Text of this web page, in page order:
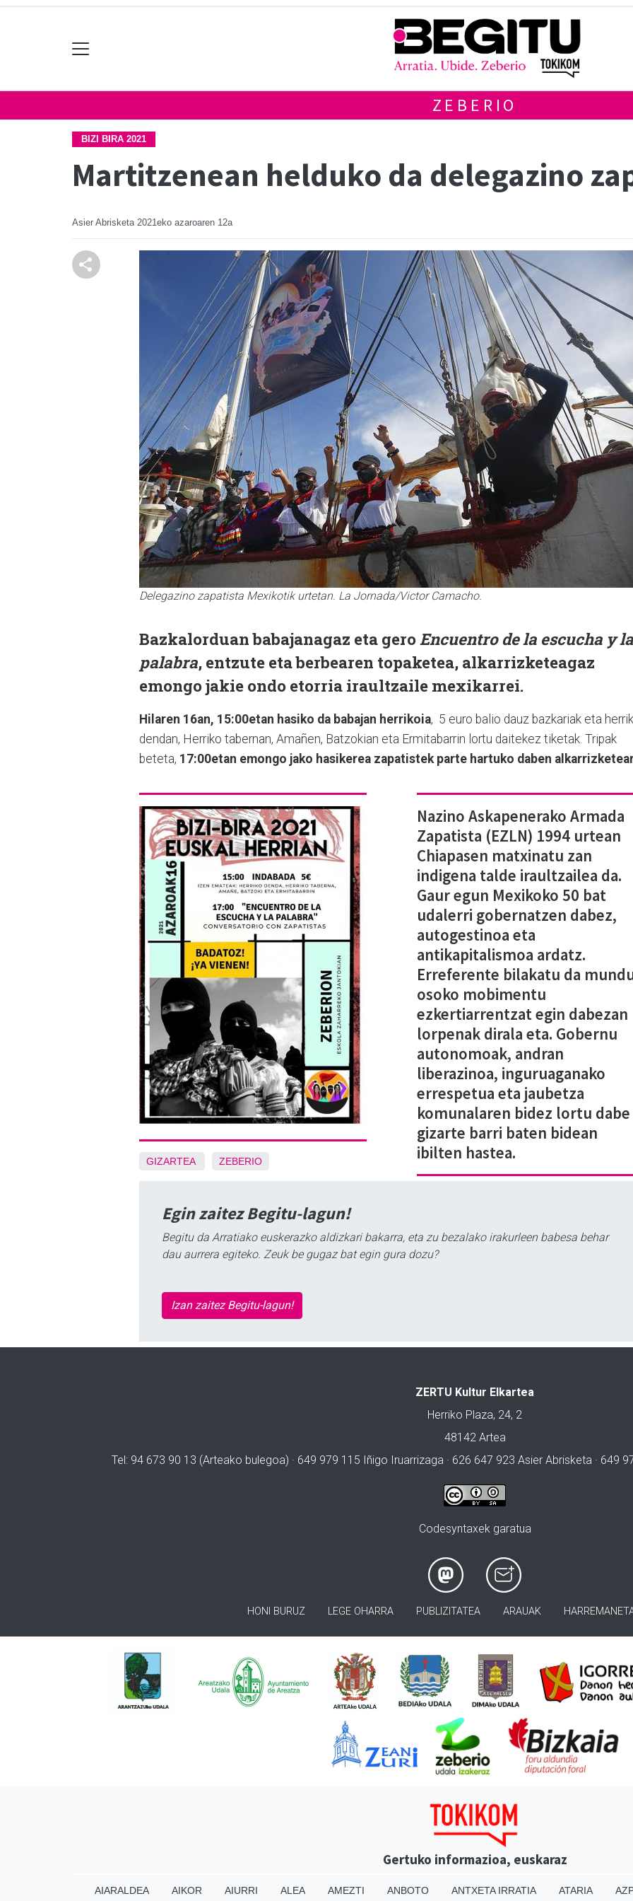
ZEBERIO
BIZI BIRA 2021
Martitzenean helduko da delegazino
Asier Abrisketa 2021eko azaroaren 12a
Delegazino zapatista Mexikotik urtetan. La Jornada/Victor Camacho.
Bazkalorduan babajanagaz eta gero Encuentro de la escucha y la
palabra, entzute eta berbearen topaketea, alkarrizketeagaz
emongo jakie ondo etorria iraultzaile mexikarrei.
Hilaren 16an, 15:00etan hasiko da babajan herrikoia, 5 euro balio dauz bazkariak eta
dendan, Herriko tabernan, Amañen, Batzokian eta Ermitabarrin lortu daitekez tiketak. Tripak
beteta, 17:00etan emongo jako hasikerea zapatistek parte hartuko daben
Nazino Askapenerako Armada
Zapatista (EZLN) 1994 urtean
Chiapasen matxinatu zan
indigena talde iraultzailea da.
Gaur egun Mexikoko 50 bat
udalerri gobernatzen dabez,
autogestinoa eta
antikapitalismoa ardatz.
Erreferente bilakatu da
osoko mobimentu
ezkertiarrentzat egin dabezan
lorpenak dirala eta. Gobernu
autonomoak, andran
liberazinoa, inguruaganako
errespetua eta jaubetza
komunalaren bidez lortu dabe
gizarte barri baten bidean
ibilten hastea.
GIZARTEA ZEBERIO
Egin zaitez Begitu-lagun!
Begitu da Arratiako euskerazko aldizkari bakarra, eta zu bezalako irakurleen babesa behar
dau aurrera egiteko. Zeuk be gugaz bat egin gura dozu?
Izan zaitez Begitu-lagun!
ZERTU Kultur Elkartea
Herriko Plaza, 24, 2
48142 Artea
Tel: 94 673 90 13 (Arteako bulegoa) · 649 979 115 Iñigo Iruarrizaga · 626 647 923 Asier Abrisketa · 649
Codesyntaxek garatua
HONI BURUZ LEGE OHARRA PUBLIZITATEA ARAUAK
Gertuko informazioa, euskaraz
AIARALDEA AIKOR AIURRI ALEA AMEZTI ANBOTO ANTXETA IRRATIA ATARIA